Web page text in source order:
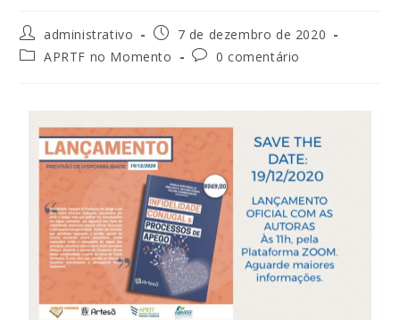
administrativo
7 de dezembro de 2020
APRTF no Momento
0 comentário